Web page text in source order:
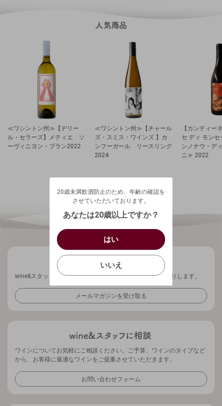
≪ワシントン州≫【デリー
ル・セラーズ】メティエ ソ
ーヴィニヨン・ブラン2022
≪ワシントン州≫【チャール
ズ・スミス・ワインズ 】カ
ンフーガール リースリング
2024
【カンティー
セ ディ モン
ンノナウ・デ
ニャ 2022
wine&スタッフから、ワインに関する最新情報を週1回お送りします。
メールマガジンを受け取る
ワインについてお気軽にご相談ください。ご予算、ワインのタイプなど
から、お客様に最適なワインをご提案させていただきます。
お問い合わせフォーム
20歳未満飲酒防止のため、年齢の確認を
させていただいております。
あなたは20歳以上ですか？
はい
いいえ
生年月日を入力してください。
西暦
/
確認する
ログアウトします。よろしいですか？
いいえ